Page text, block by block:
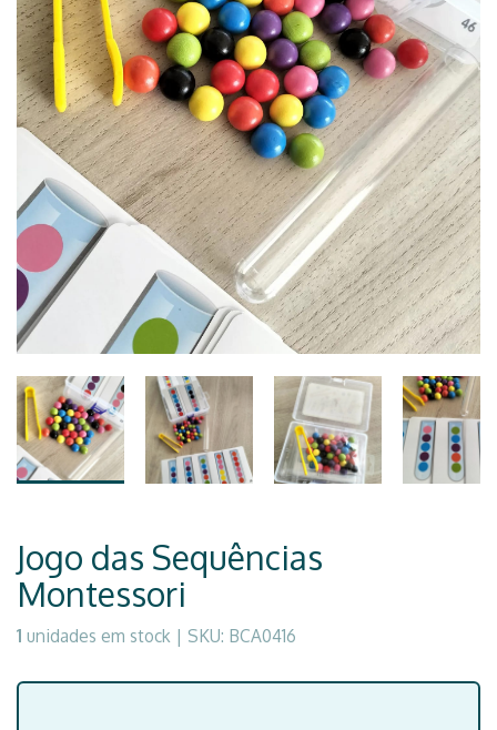
Jogo das Sequências
Montessori
1 unidades em stock | SKU: BCA0416